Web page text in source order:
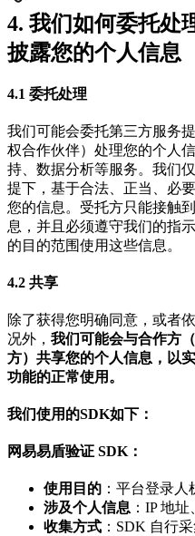
4. 我们如何委托处
披露您的个人信息
4.1 委托处理
我们可能会委托第三方服务
权合作伙伴）处理您的个人
持、数据分析等服务。我们
提下，基于合法、正当、必
您的信息。受托方只能接触
息，并且必须遵守我们的指
的目的范围使用这些信息。
4.2 共享
除了获得您明确同意，或者
况外， 我们可能会与合作方
方）共享您的个人信息，以
功能的正常使用。
我们使用的SDK如下：
网易易盾验证 SDK：
使用目的 ：平台登录人
涉及个人信息 ：IP 地
收集方式 ：SDK 自行